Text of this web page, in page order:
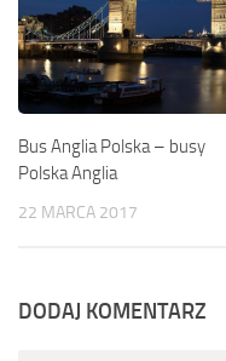
Bus Anglia Polska – busy
Polska Anglia
22 MARCA 2017
DODAJ KOMENTARZ